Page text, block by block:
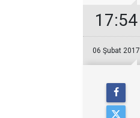
17:54
06 Şubat 2017